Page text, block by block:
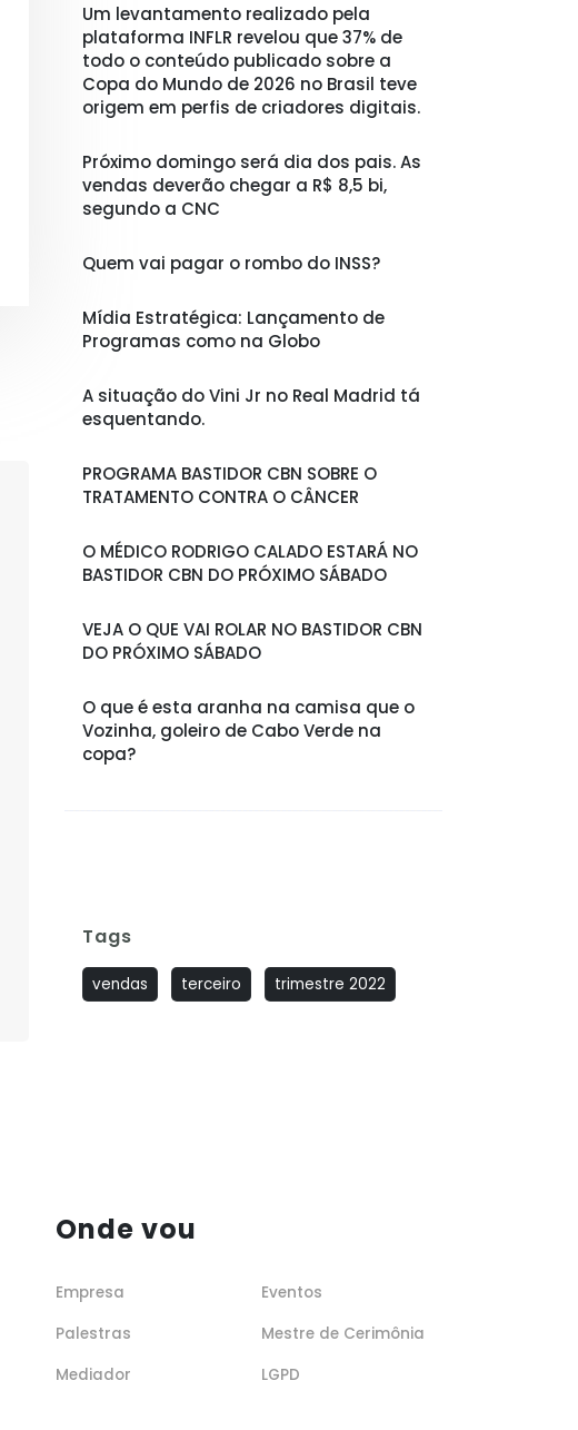
Um levantamento realizado pela
plataforma INFLR revelou que 37% de
todo o conteúdo publicado sobre a
Copa do Mundo de 2026 no Brasil teve
origem em perfis de criadores digitais.
Próximo domingo será dia dos pais. As
vendas deverão chegar a R$ 8,5 bi,
segundo a CNC
Quem vai pagar o rombo do INSS?
Mídia Estratégica: Lançamento de
Programas como na Globo
A situação do Vini Jr no Real Madrid tá
esquentando.
PROGRAMA BASTIDOR CBN SOBRE O
TRATAMENTO CONTRA O CÂNCER
O MÉDICO RODRIGO CALADO ESTARÁ NO
BASTIDOR CBN DO PRÓXIMO SÁBADO
VEJA O QUE VAI ROLAR NO BASTIDOR CBN
DO PRÓXIMO SÁBADO
O que é esta aranha na camisa que o
Vozinha, goleiro de Cabo Verde na
copa?
Tags
vendas terceiro trimestre 2022
Onde vou
Empresa
Palestras
Mediador
Eventos
Mestre de Cerimônia
LGPD